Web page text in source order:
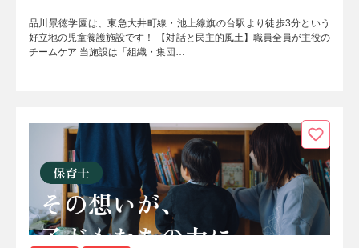
品川景徳学園は、東急大井町線・池上線旗の台駅より徒歩3分という
好立地の児童養護施設です！ 【対話と民主的風土】職員全員が主役の
チームケア 当施設は「組織・集団…